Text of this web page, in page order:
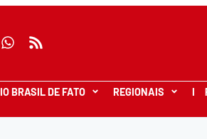
BRASIL DE FATO REGIONAIS I